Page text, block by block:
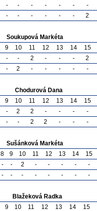
- - - - - - -
- - - - - - 2
Soukupová Markéta
9 10 11 12 13 14 15
- - 2 - - - 2
- 2 - - - - -
Chodurová Dana
9 10 11 12 13 14 15
- 2 2 - - - -
- - 2 2 - - -
Sušánková Markéta
8 9 10 11 12 13 14 15
- - 2 - - - - -
- - - - - - - -
Blažeková Radka
9 10 11 12 13 14 15